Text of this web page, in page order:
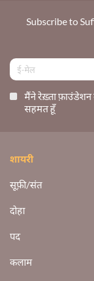
Subscribe to
मैंने रेख़्ता फ़ाउंडेशन
सहमत हूँ
शायरी
सूफ़ी/संत
दोहा
पद
कलाम